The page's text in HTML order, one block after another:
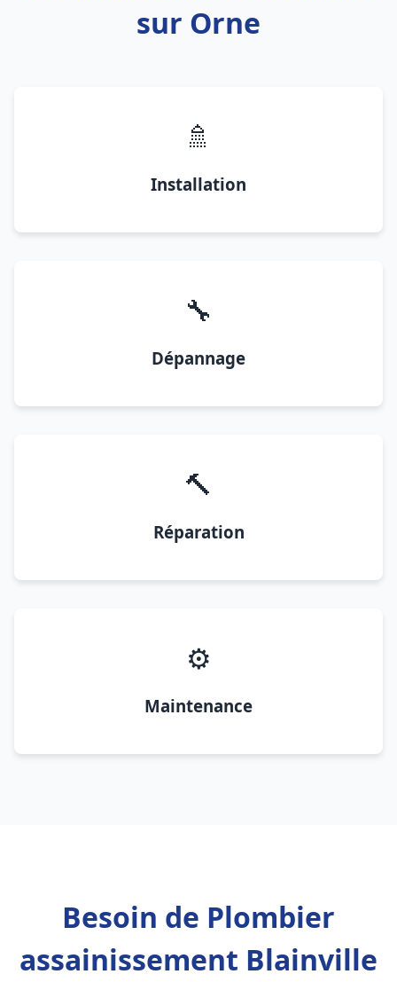
sur Orne
🚿
Installation
🔧
Dépannage
🔨
Réparation
⚙️
Maintenance
Besoin de Plombier
assainissement Blainville